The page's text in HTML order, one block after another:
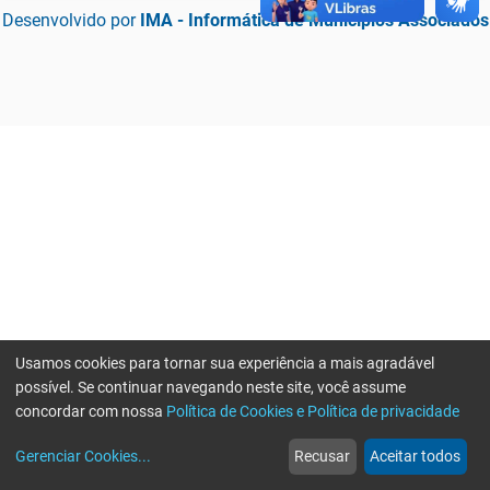
Desenvolvido por IMA - Informática de Municípios Associados
web
Notícias
more_horiz
Mais
Usamos cookies para tornar sua experiência a mais agradável
possível. Se continuar navegando neste site, você assume
concordar com nossa Política de Cookies e Política de privacidade
Gerenciar Cookies... Recusar Aceitar todos
Erro ao enviar informações, por favor tente novamente